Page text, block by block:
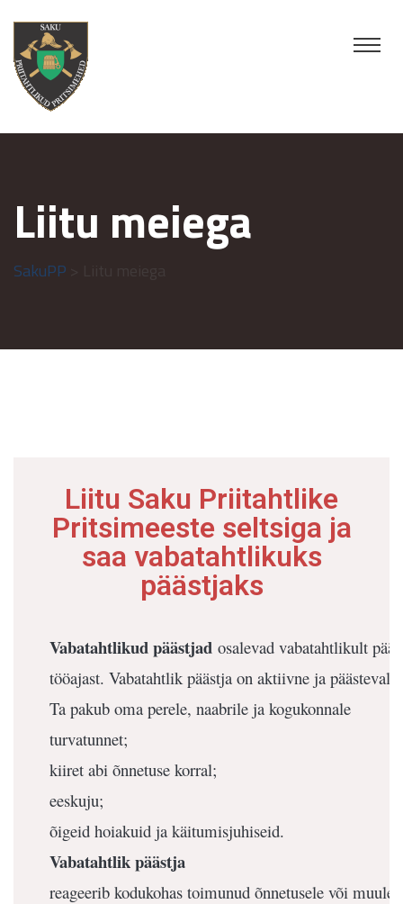
Liitu meiega
SakuPP
Liitu Saku Priitahtlike
Pritsimeeste seltsiga ja
saa vabatahtlikuks
päästjaks
Vabatahtlikud päästjad osalevad vabatahtlikult
tööajast. Vabatahtlik päästja on aktiivne ja
Ta pakub oma perele, naabrile ja kogukonnale
turvatunnet;
kiiret abi õnnetuse korral;
eeskuju;
õigeid hoiakuid ja käitumisjuhiseid.
Vabatahtlik päästja
reageerib kodukohas toimunud õnnetusele või muule